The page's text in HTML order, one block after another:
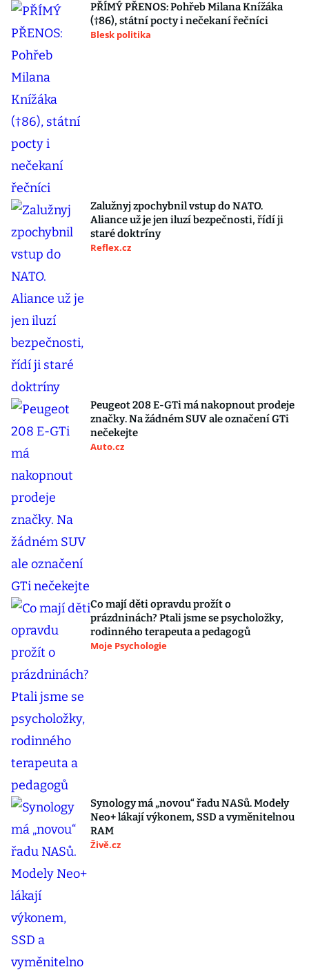
PŘÍMÝ PŘENOS: Pohřeb Milana Knížáka
(†86), státní pocty i nečekaní řečníci
Blesk politika
Zalužnyj zpochybnil vstup do NATO.
Aliance už je jen iluzí bezpečnosti, řídí ji
staré doktríny
Reflex.cz
Peugeot 208 E-GTi má nakopnout prodeje
značky. Na žádném SUV ale označení GTi
nečekejte
Auto.cz
Co mají děti opravdu prožít o
prázdninách? Ptali jsme se psycholožky,
rodinného terapeuta a pedagogů
Moje Psychologie
Synology má „novou“ řadu NASů. Modely
Neo+ lákají výkonem, SSD a vyměnitelnou
RAM
Živě.cz